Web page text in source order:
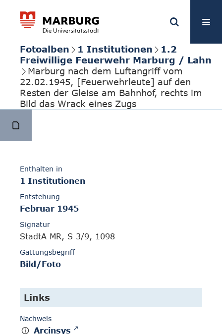
Fotoalben 1 Institutionen
1.2
Freiwillige Feuerwehr Marburg / Lahn
Marburg nach dem Luftangriff vom
22.02.1945, [Feuerwehrleute] auf den
Resten der Gleise am Bahnhof, rechts im
Bild das Wrack eines Zugs
Enthalten in
1 Institutionen
Entstehung
Februar 1945
Signatur
StadtA MR, S 3/9, 1098
Gattungsbegriff
Bild/Foto
Links
Nachweis
Arcinsys